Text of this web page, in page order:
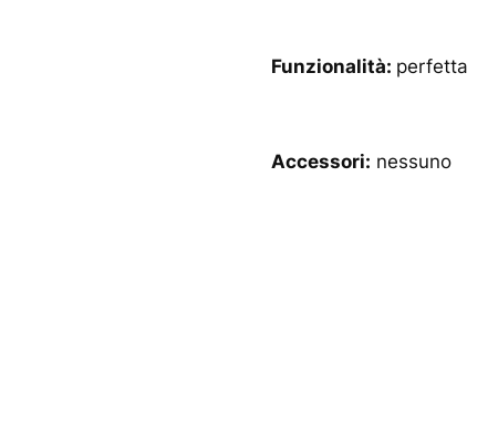
Funzionalità: perfetta
Accessori: nessuno